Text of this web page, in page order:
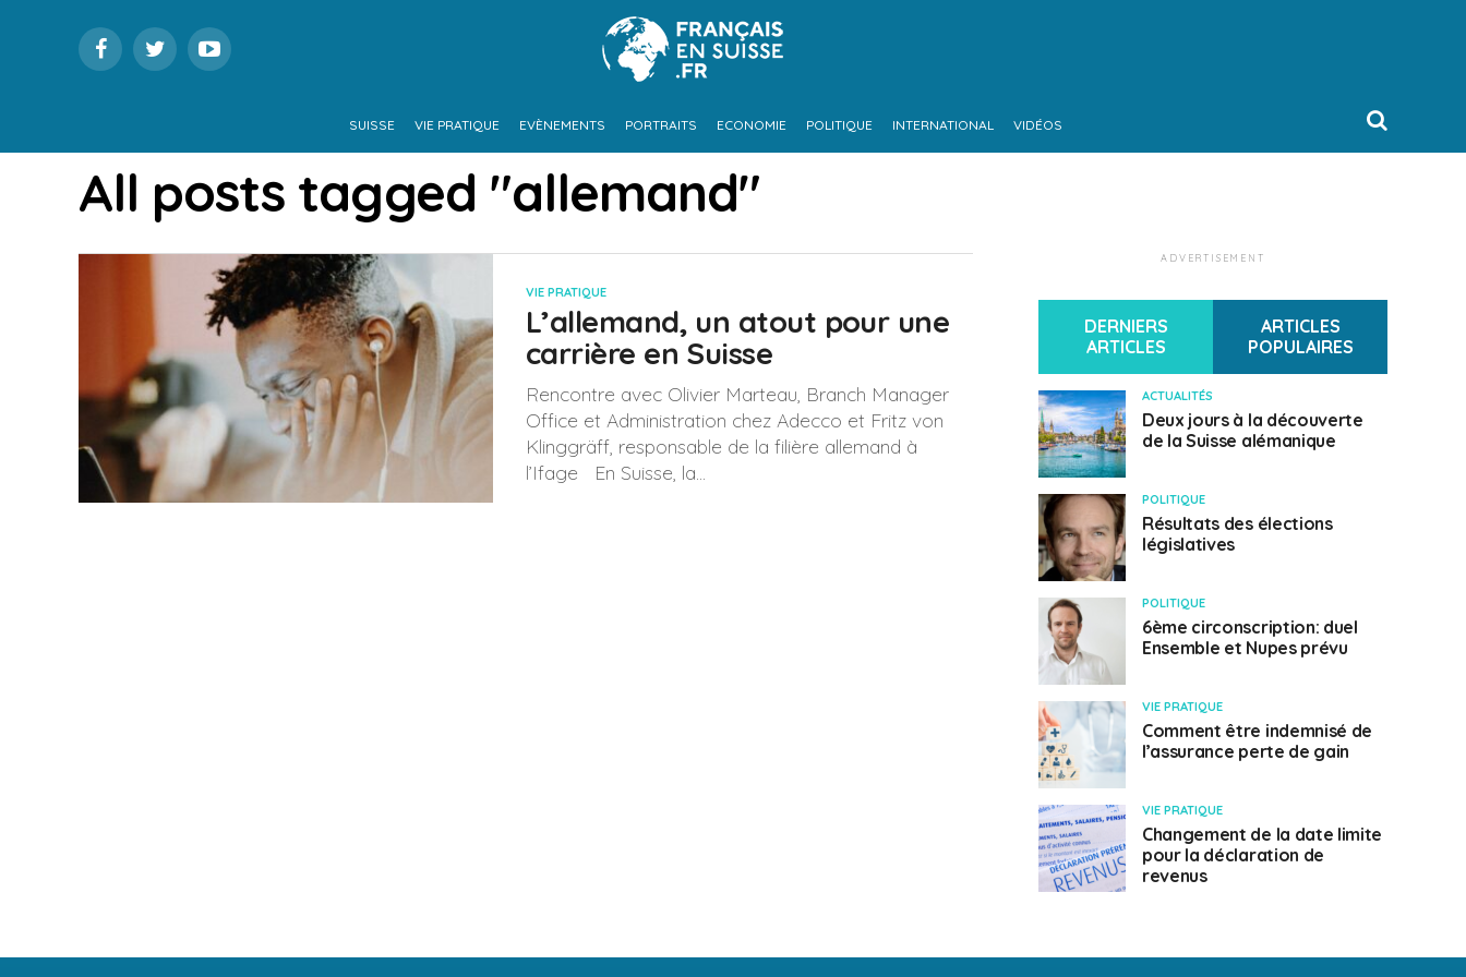
SUISSE VIE PRATIQUE EVÈNEMENTS PORTRAITS ECONOMIE POLITIQUE INTERNATIONAL VIDÉOS
All posts tagged "allemand"
VIE PRATIQUE
L’allemand, un atout pour une
carrière en Suisse
Rencontre avec Olivier Marteau, Branch Manager
Office et Administration chez Adecco et Fritz von
Klinggräff, responsable de la filière allemand à
l’Ifage En Suisse, la...
ADVERTISEMENT
DERNIERS
ARTICLES
ARTICLES
POPULAIRES
ACTUALITÉS
Deux jours à la découverte
de la Suisse alémanique
POLITIQUE
Résultats des élections
législatives
POLITIQUE
6ème circonscription: duel
Ensemble et Nupes prévu
VIE PRATIQUE
Comment être indemnisé de
l’assurance perte de gain
VIE PRATIQUE
Changement de la date limite
pour la déclaration de
revenus